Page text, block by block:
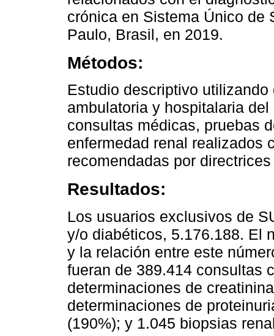
crónica en Sistema Único de
Paulo, Brasil, en 2019.
Métodos:
Estudio descriptivo
ambulatoria y hospitalaria
consultas médicas, pruebas
enfermedad renal realizados
recomendadas por
Resultados:
Los usuarios exclusivos de
y/o diabéticos, 5.176.188. El
y la relación entre este
fueran de 389.414 consultas
determinaciones de
determinaciones de
(190%); y 1.045 biopsias